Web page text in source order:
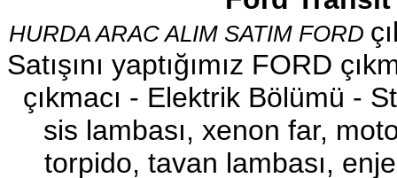
Ürün Kodu : 2017-2018 ford ranger sol
ayna
2017-2018 ford ranger sol
ayna
HURDA ARAC ALIM SATIM FORD
Satışını yaptığımız FORD
çıkmacı - Elektrik Bölümü -
sis lambası, xenon far,
torpido, tavan lambası,